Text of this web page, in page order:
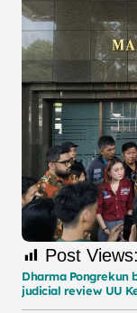
Post Views:
Dharma Pongrekun
judicial review UU